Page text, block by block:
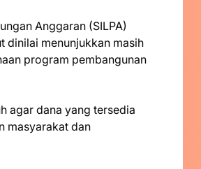
Anggaran (SILPA)
dinilai menunjukkan masih
program pembangunan
agar dana yang tersedia
masyarakat dan